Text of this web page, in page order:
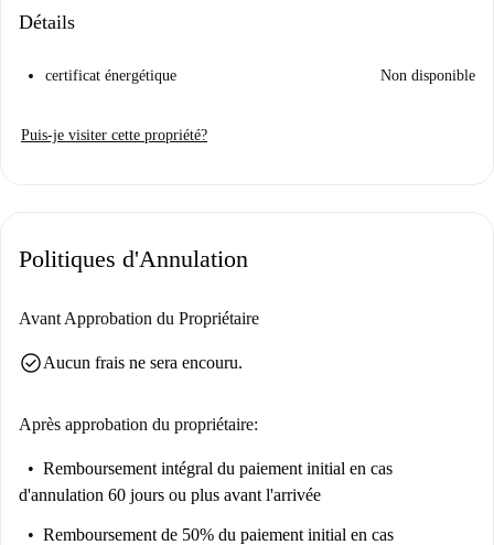
Détails
certificat énergétique Non disponible
Puis-je visiter cette propriété?
Politiques d'Annulation
Avant Approbation du Propriétaire
check_circleAucun frais ne sera encouru.
Après approbation du propriétaire:
Remboursement intégral du paiement initial en cas
d'annulation 60 jours ou plus avant l'arrivée
Remboursement de 50% du paiement initial en cas